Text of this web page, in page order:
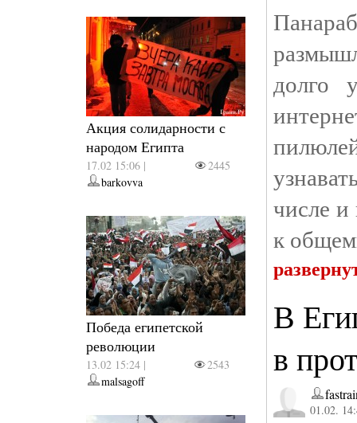
Акция солидарности с
народом Египта
17.02 15:06 |
2445
barkovva
Победа египетской
революции
13.02 15:24 |
2543
malsagoff
долго
числе
к
В
в
01.02.